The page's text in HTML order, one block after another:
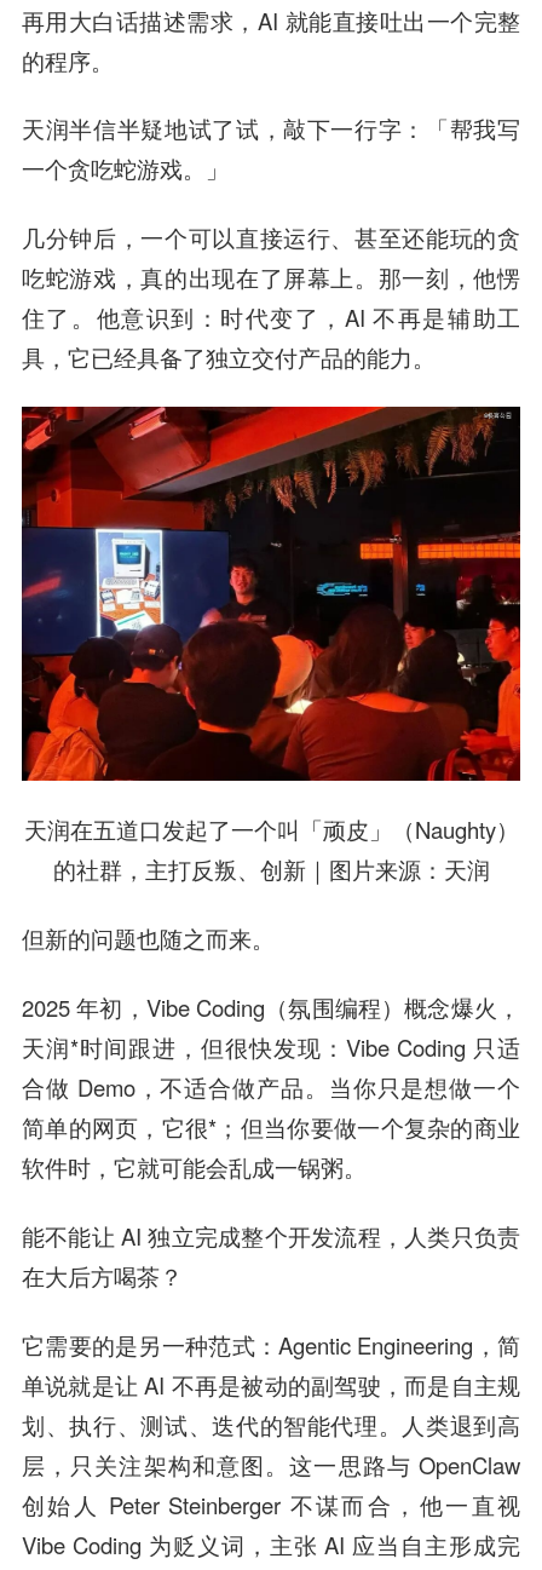
再用大白话描述需求，AI 就能直接吐出一个完整
的程序。
天润半信半疑地试了试，敲下一行字：「帮我写
一个贪吃蛇游戏。」
几分钟后，一个可以直接运行、甚至还能玩的贪
吃蛇游戏，真的出现在了屏幕上。那一刻，他愣
住了。他意识到：时代变了，AI 不再是辅助工
具，它已经具备了独立交付产品的能力。
天润在五道口发起了一个叫「顽皮」（Naughty）
的社群，主打反叛、创新｜图片来源：天润
但新的问题也随之而来。
2025 年初，Vibe Coding（氛围编程）概念爆火，
天润*时间跟进，但很快发现：Vibe Coding 只适
合做 Demo，不适合做产品。当你只是想做一个
简单的网页，它很*；但当你要做一个复杂的商业
软件时，它就可能会乱成一锅粥。
能不能让 AI 独立完成整个开发流程，人类只负责
在大后方喝茶？
它需要的是另一种范式：Agentic Engineering，简
单说就是让 AI 不再是被动的副驾驶，而是自主规
划、执行、测试、迭代的智能代理。人类退到高
层，只关注架构和意图。这一思路与 OpenClaw
创始人 Peter Steinberger 不谋而合，他一直视
Vibe Coding 为贬义词，主张 AI 应当自主形成完